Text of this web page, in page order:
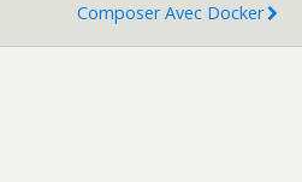
Composer Avec Docker